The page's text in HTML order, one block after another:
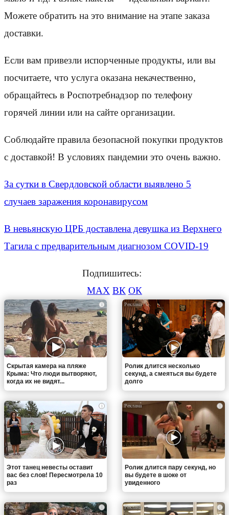
Можете обратить на это внимание на этапе заказа
доставки.
Если вам привезли испорченные продукты, или вы
посчитаете, что услуга оказана некачественно,
обращайтесь в Роспотребнадзор по телефону
горячей линии или на сайте организации.
Соблюдайте правила безопасной покупки продуктов
с доставкой! В условиях пандемии это очень важно.
За сутки в Свердловской области выявлено 5
случаев заражения коронавирусом
В невьянскую ЦРБ доставлена девушка из Верхнего
Тагила с предварительным диагнозом COVID-19
Подпишитесь:
MAX ВК ОК
i
Скрытая камера на пляже
Крыма: Что люди вытворяют,
когда их не видят...
i
Ролик длится несколько
секунд, а смеяться вы будете
долго
i
Этот танец невесты оставит
вас без слов! Пересмотрела 10
раз
i
Ролик длится пару секунд, но
вы будете в шоке от
увиденного
i i